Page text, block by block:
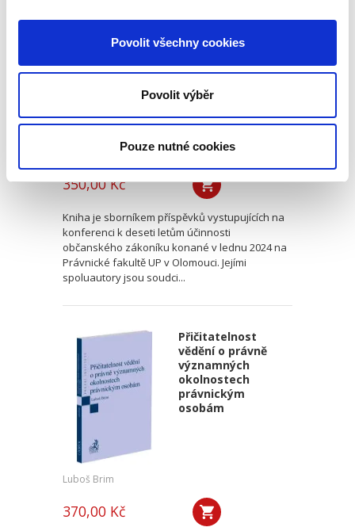
Povolit všechny cookies
Povolit výběr
Pouze nutné cookies
občanského
zákoníku
Renáta Šínová,
350,00 Kč
Kniha je sborníkem příspěvků vystupujících na
konferenci k deseti letům účinnosti
občanského zákoníku konané v lednu 2024 na
Právnické fakultě UP v Olomouci. Jejími
spoluautory jsou soudci...
Přičitatelnost
vědění o právně
významných
okolnostech
právnickým
osobám
Luboš Brim
370,00 Kč